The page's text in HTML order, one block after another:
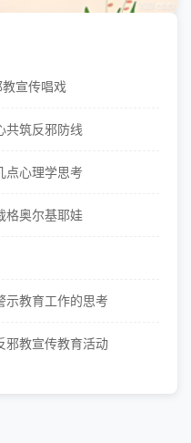
教宣传唱戏
共筑反邪防线
点心理学思考
格奥尔基耶娃
示教育工作的思考
邪教宣传教育活动